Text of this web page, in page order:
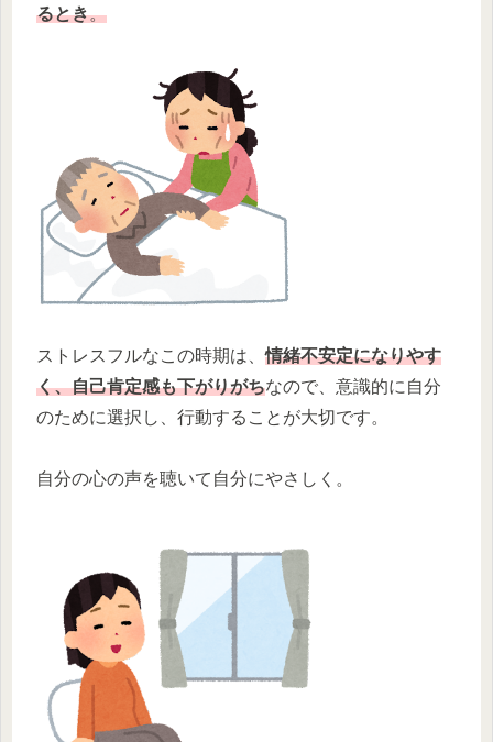
るとき。
ストレスフルなこの時期は、情緒不安定になりやす
く、自己肯定感も下がりがちなので、意識的に自分
のために選択し、行動することが大切です。
自分の心の声を聴いて自分にやさしく。